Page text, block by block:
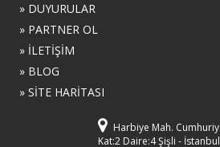
» DUYURULAR
» PARTNER OL
» İLETİŞİM
» BLOG
» SİTE HARİTASI
Harbiye Mah.
Kat:2 Daire:4 Şişli -